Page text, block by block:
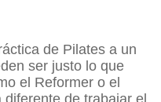
de Pilates a un
ser justo lo que
el Reformer o el